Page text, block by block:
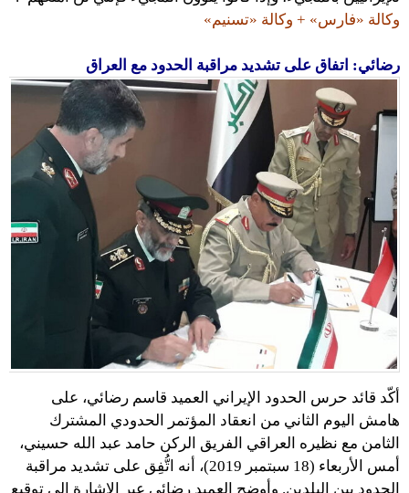
وكالة «فارس» + وكالة «تسنيم»
رضائي: اتفاق على تشديد مراقبة الحدود مع العراق
أكّد قائد حرس الحدود الإيراني العميد قاسم رضائي، على
هامش اليوم الثاني من انعقاد المؤتمر الحدودي المشترك
الثامن مع نظيره العراقي الفريق الركن حامد عبد الله حسيني،
أمس الأربعاء (18 سبتمبر 2019)، أنه اتُّفِق على تشديد مراقبة
الحدود بين البلدين. وأوضح العميد رضائي عبر الإشارة إلى توقيع